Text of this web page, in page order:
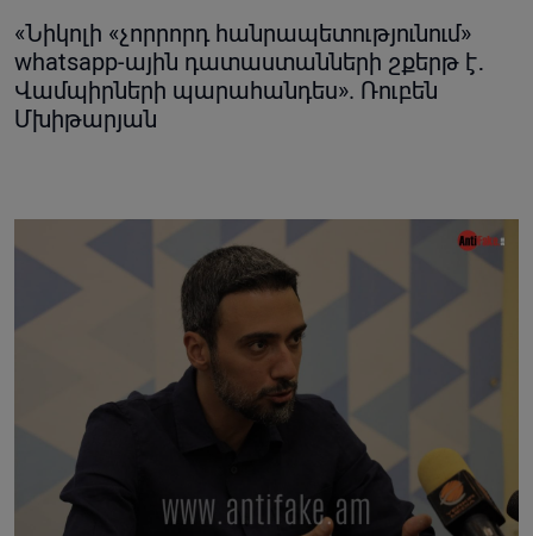
«Նիկոլի «չորրորդ հանրապետությունում»
whatsapp-ային դատաստանների շքերթ է․
Վամպիրների պարահանդես». Ռուբեն
Մխիթարյան